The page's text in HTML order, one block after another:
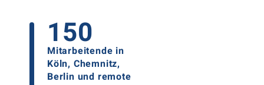
150
Mitarbeitende in
Köln, Chemnitz,
Berlin und remote